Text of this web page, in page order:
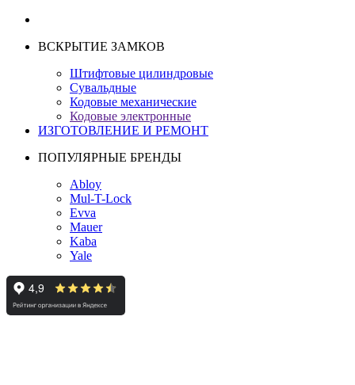
ВСКРЫТИЕ ЗАМКОВ
Штифтовые цилиндровые
Сувальдные
Кодовые механические
Кодовые электронные
ИЗГОТОВЛЕНИЕ И РЕМОНТ
ПОПУЛЯРНЫЕ БРЕНДЫ
Abloy
Mul-T-Lock
Evva
Mauer
Kaba
Yale